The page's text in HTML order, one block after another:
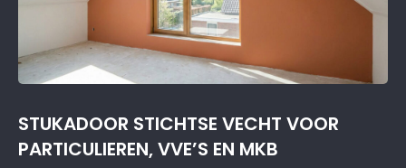
STUKADOOR STICHTSE VECHT VOOR
PARTICULIEREN, VVE’S EN MKB